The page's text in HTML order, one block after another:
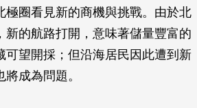
極圈看見新的商機與挑戰。由於北
新的航路打開，意味著儲量豐富的
可望開採；但沿海居民因此遭到新
成為問題。